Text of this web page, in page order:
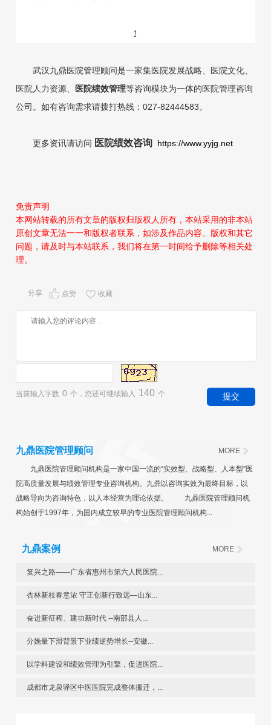
武汉九鼎医院管理顾问是一家集医院发展战略、医院文化、
医院人力资源、 医院绩效管理等咨询模块为一体的医院管理咨询
公司。如有咨询需求请拨打热线：027-82444583。
更多资讯请访问 医院绩效咨询 https://www.yyjg.net
免责声明
本网站转载的所有文章的版权归版权人所有，本站采用的非本站
原创文章无法一一和版权者联系，如涉及作品内容、版权和其它
问题，请及时与本站联系，我们将在第一时间给予删除等相关处
理。
分享 点赞 收藏
当前输入字数 0 个，您还可继续输入 140 个
九鼎医院管理顾问 MORE
九鼎医院管理顾问机构是一家中国一流的“实效型、战略型、人本型”医
院高质量发展与绩效管理专业咨询机构。九鼎以咨询实效为最终目标，以
战略导向为咨询特色，以人本经营为理论依据。 九鼎医院管理顾问机
构始创于1997年，为国内成立较早的专业医院管理顾问机构...
九鼎案例 MORE
复兴之路——广东省惠州市第六人民医院...
杏林新枝春意浓 守正创新行致远—山东...
奋进新征程、建功新时代 --南部县人...
分娩量下滑背景下业绩逆势增长--安徽...
以学科建设和绩效管理为引擎，促进医院...
成都市龙泉驿区中医医院完成整体搬迁，...